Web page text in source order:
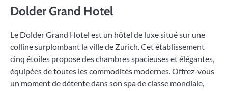
Dolder Grand Hotel
Le Dolder Grand Hotel est un hôtel de luxe situé sur une
colline surplombant la ville de Zurich. Cet établissement
cinq étoiles propose des chambres spacieuses et élégantes,
équipées de toutes les commodités modernes. Offrez-vous
un moment de détente dans son spa de classe mondiale,